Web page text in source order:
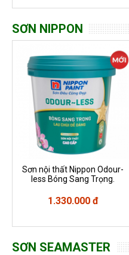
SƠN NIPPON
Sơn nội thất Nippon Odour-
less Bóng Sang Trọng.
1.330.000 đ
SƠN SEAMASTER